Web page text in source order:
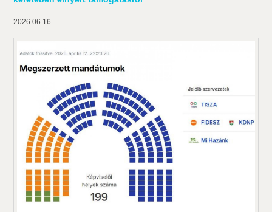
2026.06.16.